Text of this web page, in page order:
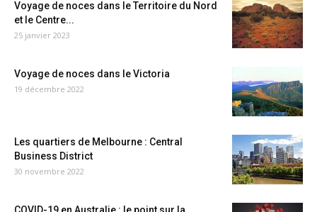
Voyage de noces dans le Territoire du Nord
et le Centre...
25 janvier 2023
Voyage de noces dans le Victoria
19 décembre 2022
Les quartiers de Melbourne : Central
Business District
30 novembre 2022